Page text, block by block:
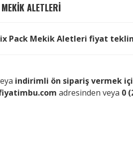
ALETLERI
Pack Mekik Aletleri fiyat
indirimli ön sipariş vermek
adresinden veya 0